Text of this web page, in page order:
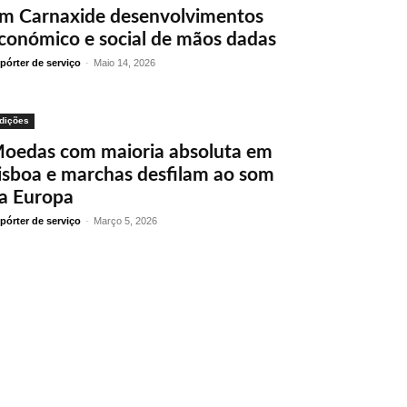
Carnaxide desenvolvimentos
e social de mãos dadas
de serviço - Maio 14, 2026
com maioria absoluta em
e marchas desfilam ao som
Europa
de serviço - Março 5, 2026